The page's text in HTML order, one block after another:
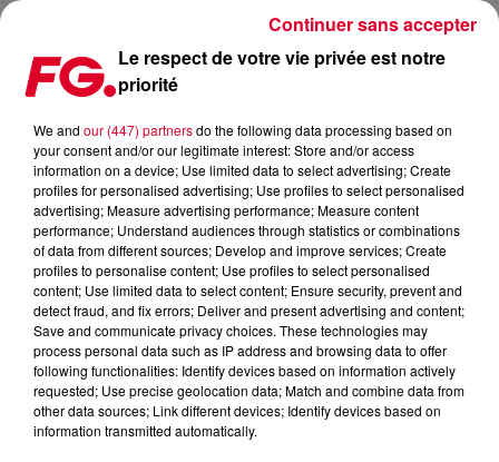
LA 10 ÈME ÉDITION DU MAMA FESTIVAL
Publié : 15 octobre 2019 à 12h33 par Jean-Baptiste Blandin
Le respect de votre vie privée est notre
priorité
We and our (447) partnersdo the following data processing based on
your consent and/or our legitimate interest: Store and/or access
information on a device; Use limited data to select advertising; Create
profiles for personalised advertising; Use profiles to select personalised
advertising; Measure advertising performance; Measure content
performance; Understand audiences through statistics or combinations
of data from different sources; Develop and improve services; Create
profiles to personalise content; Use profiles to select personalised
content; Use limited data to select content; Ensure security, prevent and
detect fraud, and fix errors; Deliver and present advertising and content;
Save and communicate privacy choices. These technologies may
process personal data such as IP address and browsing data to offer
following functionalities: Identify devices based on information actively
requested; Use precise geolocation data; Match and combine data from
other data sources; Link different devices; Identify devices based on
information transmitted automatically.
Continuer sans accepter